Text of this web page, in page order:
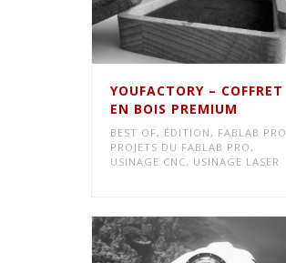
YOUFACTORY – COFFRET
EN BOIS PREMIUM
BEST OF, ÉDITION , FABLAB PRO
PROJETS DU FABLAB PRO ,
USINAGE CNC, USINAGE LASER